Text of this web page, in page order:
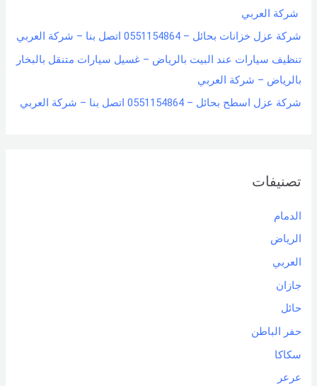
شركة العربي
شركة عزل خزانات بحائل – 0551154864 اتصل بنا – شركة العربي
تنظيف سيارات عند البيت بالرياض – غسيل سيارات متنقل بالبخار
بالرياض – شركة العربي
شركة عزل اسطح بحائل – 0551154864 اتصل بنا – شركة العربي
تصنيفات
الدمام
الرياض
العربي
جازان
حائل
حفر الباطن
سكاكا
عرعر